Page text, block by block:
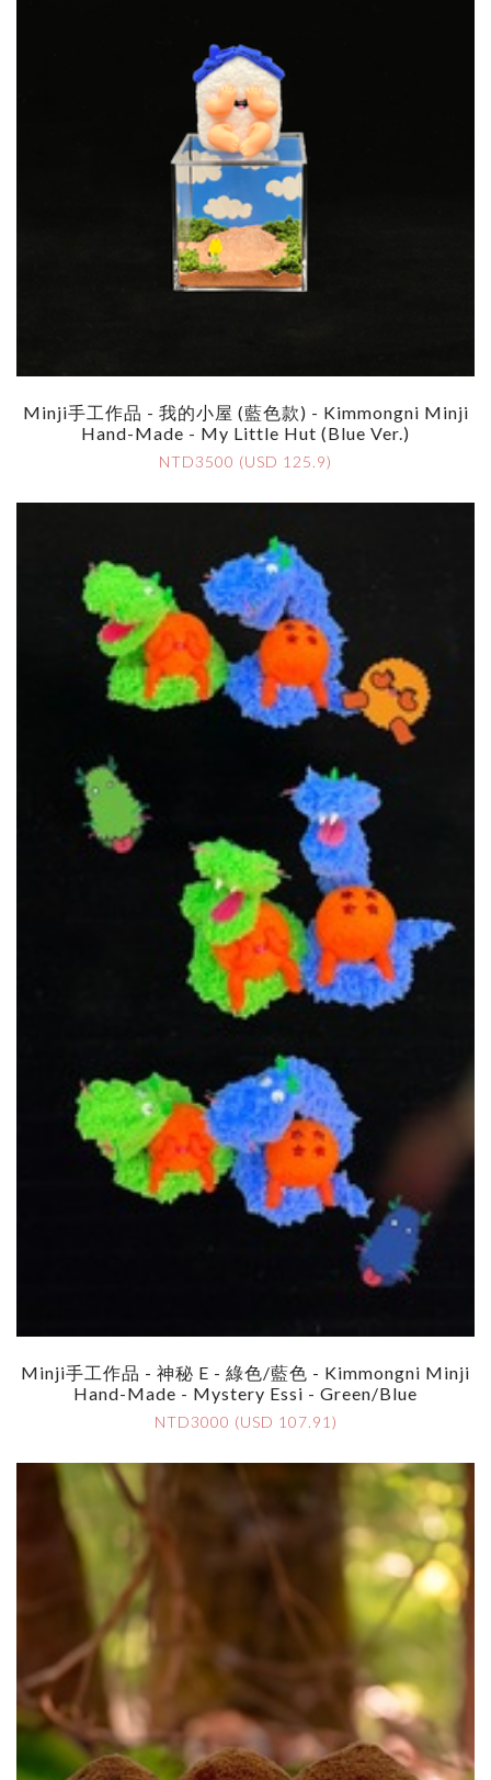
Minji手工作品 - 我的小屋 (藍色款) - Kimmongni Minji
Hand-Made - My Little Hut (Blue Ver.)
NTD3500 (USD 125.9)
Minji手工作品 - 神秘 E - 綠色/藍色 - Kimmongni Minji
Hand-Made - Mystery Essi - Green/Blue
NTD3000 (USD 107.91)